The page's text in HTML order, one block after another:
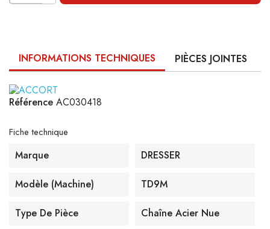
INFORMATIONS TECHNIQUES PIÈCES JOINTES
Référence AC030418
Fiche technique
Marque DRESSER
Modèle (machine) TD9M
Type De Pièce Chaîne Acier Nue